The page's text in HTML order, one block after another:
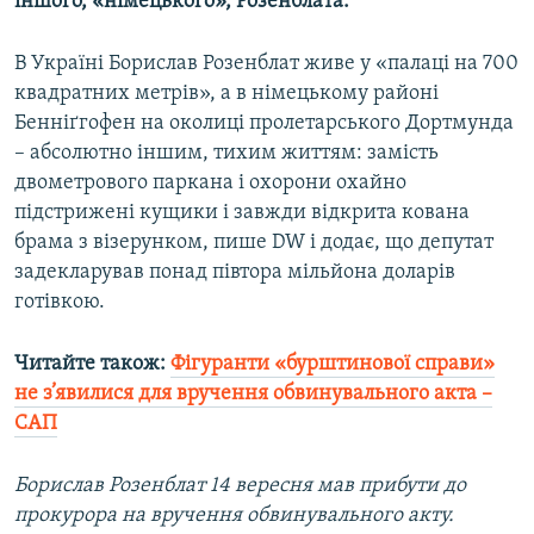
В Україні Борислав Розенблат живе у «палаці на 700
квадратних метрів», а в німецькому районі
Бенніґгофен на околиці пролетарського Дортмунда
– абсолютно іншим, тихим життям: замість
двометрового паркана і охорони охайно
підстрижені кущики і завжди відкрита кована
брама з візерунком, пише DW і додає, що депутат
задекларував понад півтора мільйона доларів
готівкою.
Читайте також: Фігуранти «бурштинової справи»
не з’явилися для вручення обвинувального акта –
САП
Борислав Розенблат 14 вересня мав прибути до
прокурора на вручення обвинувального акту.